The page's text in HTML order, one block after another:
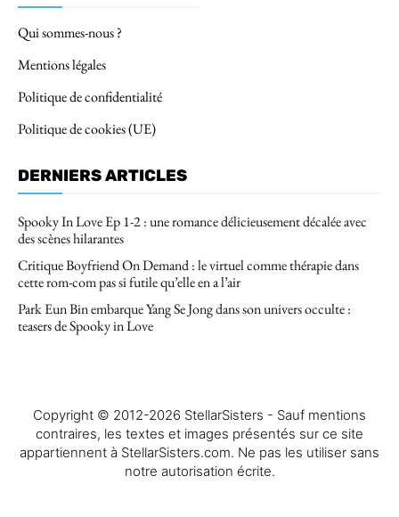
Qui sommes-nous ?
Mentions légales
Politique de confidentialité
Politique de cookies (UE)
DERNIERS ARTICLES
Spooky In Love Ep 1-2 : une romance délicieusement décalée avec
des scènes hilarantes
Critique Boyfriend On Demand : le virtuel comme thérapie dans
cette rom-com pas si futile qu’elle en a l’air
Park Eun Bin embarque Yang Se Jong dans son univers occulte :
teasers de Spooky in Love
Copyright © 2012-2026 StellarSisters - Sauf mentions
contraires, les textes et images présentés sur ce site
appartiennent à StellarSisters.com. Ne pas les utiliser sans
notre autorisation écrite.